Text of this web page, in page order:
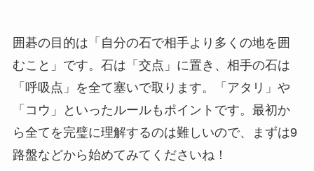
囲碁の目的は「自分の石で相手より多くの地を囲
むこと」です。石は「交点」に置き、相手の石は
「呼吸点」を全て塞いで取ります。「アタリ」や
「コウ」といったルールもポイントです。最初か
ら全てを完璧に理解するのは難しいので、まずは9
路盤などから始めてみてくださいね！